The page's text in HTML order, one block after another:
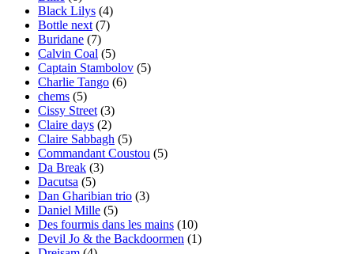
Black Lilys (4)
Bottle next (7)
Buridane (7)
Calvin Coal (5)
Captain Stambolov (5)
Charlie Tango (6)
chems (5)
Cissy Street (3)
Claire days (2)
Claire Sabbagh (5)
Commandant Coustou (5)
Da Break (3)
Dacutsa (5)
Dan Gharibian trio (3)
Daniel Mille (5)
Des fourmis dans les mains (10)
Devil Jo & the Backdoormen (1)